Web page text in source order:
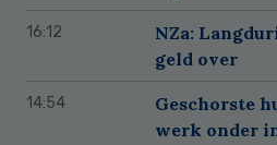
16:12
NZa:
geld over
14:54
Geschorste
werk onder